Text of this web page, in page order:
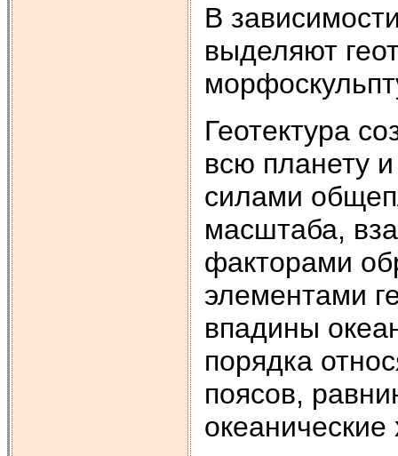
В
выделяют
Геотектура
всю планету
силами
масштаба,
факторами
элементами
впадины
порядка
поясов,